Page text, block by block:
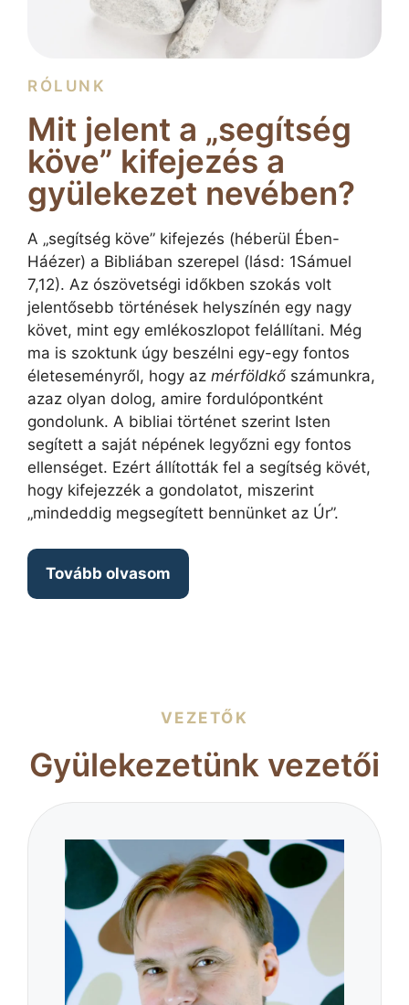
RÓLUNK
Mit jelent a „segítség
köve” kifejezés a
gyülekezet nevében?
A „segítség köve” kifejezés (héberül Ében-
Háézer) a Bibliában szerepel (lásd: 1Sámuel
7,12). Az ószövetségi időkben szokás volt
jelentősebb történések helyszínén egy nagy
követ, mint egy emlékoszlopot felállítani. Még
ma is szoktunk úgy beszélni egy-egy fontos
életeseményről, hogy az mérföldkő számunkra,
azaz olyan dolog, amire fordulópontként
gondolunk. A bibliai történet szerint Isten
segített a saját népének legyőzni egy fontos
ellenséget. Ezért állították fel a segítség kövét,
hogy kifejezzék a gondolatot, miszerint
„mindeddig megsegített bennünket az Úr”.
Tovább olvasom
VEZETŐK
Gyülekezetünk vezetői